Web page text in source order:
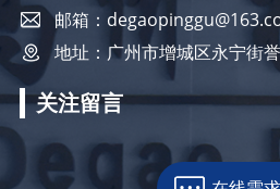
邮箱：
地址：广州市增城区永宁街
关注留言